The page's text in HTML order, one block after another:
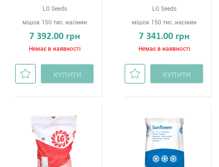
LG Seeds
мішок 150 тис. насінин
7 392.00 грн
Немає в наявності
КУПИТИ
LG Seeds
мішок 150 тис. насінин
7 341.00 грн
Немає в наявності
КУПИТИ